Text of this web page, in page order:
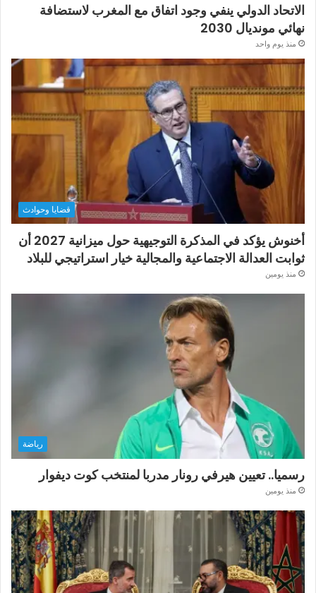
الاتحاد الدولي ينفي وجود اتفاق مع المغرب لاستضافة
نهائي مونديال 2030
منذ يوم واحد
قضايا وحوادث
أخنوش يؤكد في المذكرة التوجيهية حول ميزانية 2027 أن
ثوابت العدالة الاجتماعية والمجالية خيار استراتيجي للبلاد
منذ يومين
رياضة
رسميا.. تعيين هيرفي رونار مدربا لمنتخب كوت ديفوار
منذ يومين